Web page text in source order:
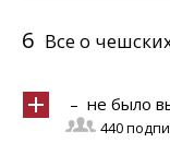
6 Все о
– не было
440